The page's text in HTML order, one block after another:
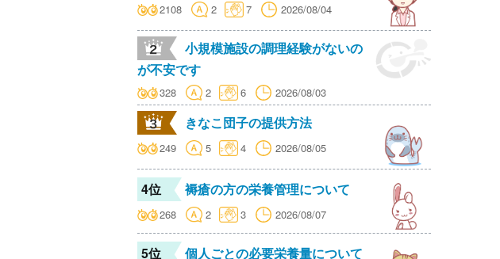
2108 2 7 2026/08/04
小規模施設の調理経験がないの
が不安です
328 2 6 2026/08/03
きなこ団子の提供方法
249 5 4 2026/08/05
4位 褥瘡の方の栄養管理について
268 2 3 2026/08/07
5位 個人ごとの必要栄養量について